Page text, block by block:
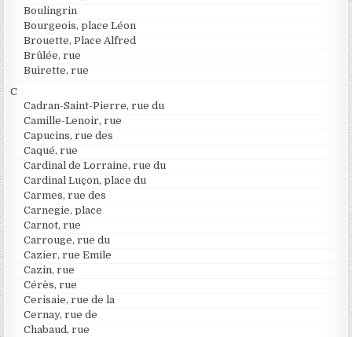
Boulingrin
Bourgeois, place Léon
Brouette, Place Alfred
Brûlée, rue
Buirette, rue
C
Cadran-Saint-Pierre, rue du
Camille-Lenoir, rue
Capucins, rue des
Caqué, rue
Cardinal de Lorraine, rue du
Cardinal Luçon, place du
Carmes, rue des
Carnegie, place
Carnot, rue
Carrouge, rue du
Cazier, rue Emile
Cazin, rue
Cérès, rue
Cerisaie, rue de la
Cernay, rue de
Chabaud, rue